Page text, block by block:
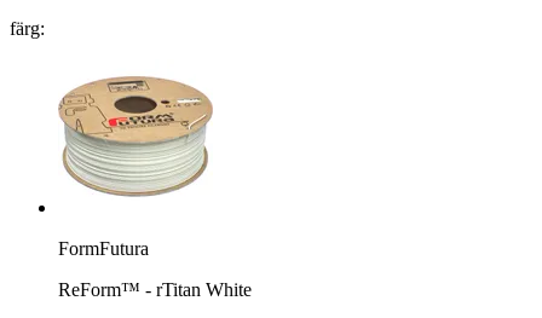
färg:
FormFutura
ReForm™ - rTitan White